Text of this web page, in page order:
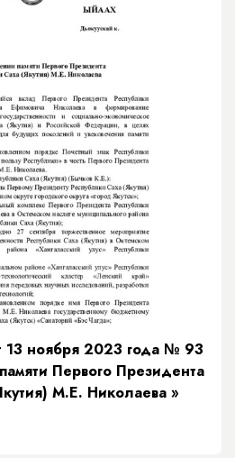
13 ноября 2023 года № 93
Первого Президента
М.Е. Николаева »